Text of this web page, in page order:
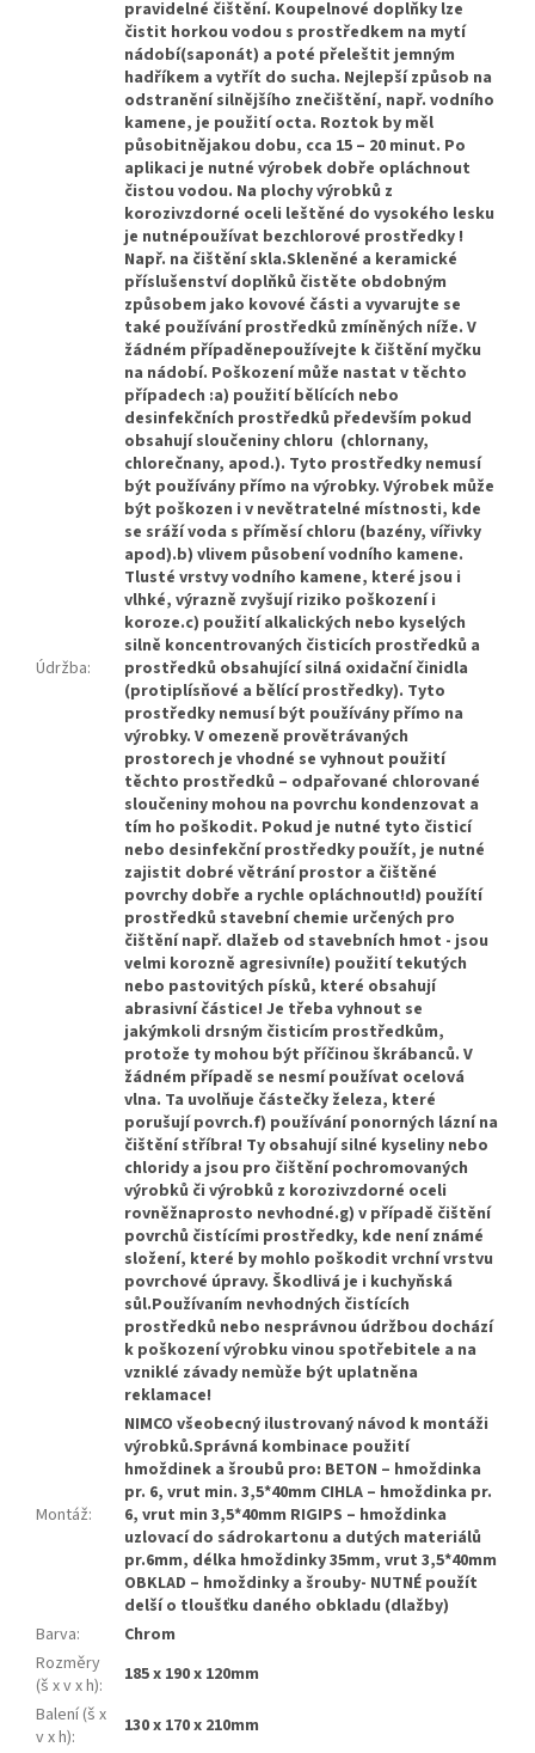
Údržba:
pravidelné čištění. Koupelnové doplňky lze
čistit horkou vodou s prostředkem na mytí
nádobí(saponát) a poté přeleštit jemným
hadříkem a vytřít do sucha. Nejlepší způsob na
odstranění silnějšího znečištění, např. vodního
kamene, je použití octa. Roztok by měl
působitnějakou dobu, cca 15 – 20 minut. Po
aplikaci je nutné výrobek dobře opláchnout
čistou vodou. Na plochy výrobků z
korozivzdorné oceli leštěné do vysokého lesku
je nutnépoužívat bezchlorové prostředky !
Např. na čištění skla.Skleněné a keramické
příslušenství doplňků čistěte obdobným
způsobem jako kovové části a vyvarujte se
také používání prostředků zmíněných níže. V
žádném případěnepoužívejte k čištění myčku
na nádobí. Poškození může nastat v těchto
případech :a) použití bělících nebo
desinfekčních prostředků především pokud
obsahují sloučeniny chloru (chlornany,
chlorečnany, apod.). Tyto prostředky nemusí
být používány přímo na výrobky. Výrobek může
být poškozen i v nevětratelné místnosti, kde
se sráží voda s příměsí chloru (bazény, vířivky
apod).b) vlivem působení vodního kamene.
Tlusté vrstvy vodního kamene, které jsou i
vlhké, výrazně zvyšují riziko poškození i
koroze.c) použití alkalických nebo kyselých
silně koncentrovaných čisticích prostředků a
prostředků obsahující silná oxidační činidla
(protiplísňové a bělící prostředky). Tyto
prostředky nemusí být používány přímo na
výrobky. V omezeně provětrávaných
prostorech je vhodné se vyhnout použití
těchto prostředků – odpařované chlorované
sloučeniny mohou na povrchu kondenzovat a
tím ho poškodit. Pokud je nutné tyto čisticí
nebo desinfekční prostředky použít, je nutné
zajistit dobré větrání prostor a čištěné
povrchy dobře a rychle opláchnout!d) použítí
prostředků stavební chemie určených pro
čištění např. dlažeb od stavebních hmot - jsou
velmi korozně agresivní!e) použití tekutých
nebo pastovitých písků, které obsahují
abrasivní částice! Je třeba vyhnout se
jakýmkoli drsným čisticím prostředkům,
protože ty mohou být příčinou škrábanců. V
žádném případě se nesmí používat ocelová
vlna. Ta uvolňuje částečky železa, které
porušují povrch.f) používání ponorných lázní na
čištění stříbra! Ty obsahují silné kyseliny nebo
chloridy a jsou pro čištění pochromovaných
výrobků či výrobků z korozivzdorné oceli
rovněžnaprosto nevhodné.g) v případě čištění
povrchů čistícími prostředky, kde není známé
složení, které by mohlo poškodit vrchní vrstvu
povrchové úpravy. Škodlivá je i kuchyňská
sůl.Používaním nevhodných čistících
prostředků nebo nesprávnou údržbou dochází
k poškození výrobku vinou spotřebitele a na
vzniklé závady nemùže být uplatněna
reklamace!
Montáž:
NIMCO všeobecný ilustrovaný návod k montáži
výrobků.Správná kombinace použití
hmoždinek a šroubů pro: BETON – hmoždinka
pr. 6, vrut min. 3,5*40mm CIHLA – hmoždinka pr.
6, vrut min 3,5*40mm RIGIPS – hmoždinka
uzlovací do sádrokartonu a dutých materiálů
pr.6mm, délka hmoždinky 35mm, vrut 3,5*40mm
OBKLAD – hmoždinky a šrouby- NUTNÉ použít
delší o tloušťku daného obkladu (dlažby)
Barva:
Chrom
Rozměry
(š x v x h):
185 x 190 x 120mm
Balení (š x
v x h):
130 x 170 x 210mm